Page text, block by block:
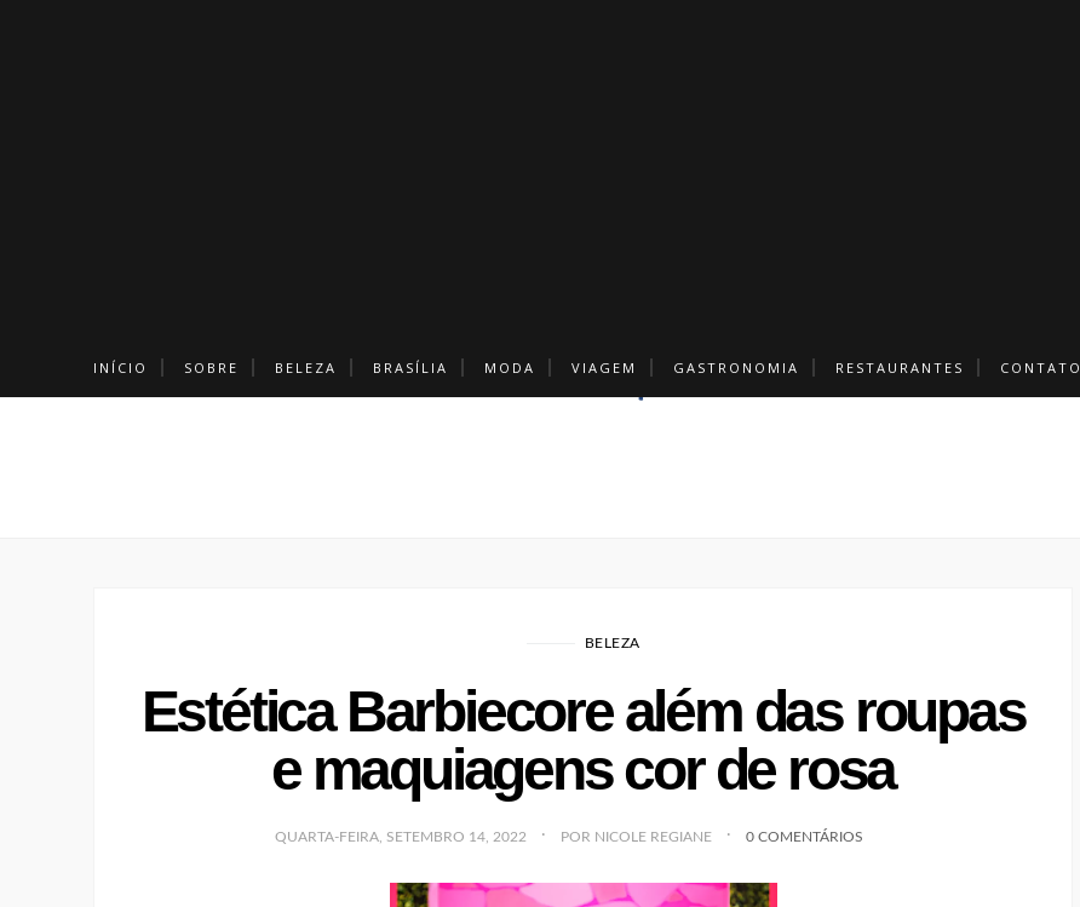
INÍCIO SOBRE BELEZA BRASÍLIA MODA VIAGEM GASTRONOMIA RESTAURANTES CONTATO
BELEZA
Estética Barbiecore além das roupas
e maquiagens cor de rosa
QUARTA-FEIRA, SETEMBRO 14, 2022 POR NICOLE REGIANE 0 COMENTÁRIOS